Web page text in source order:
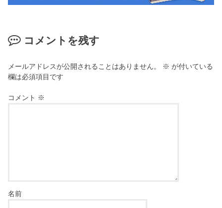
コメントを残す
メールアドレスが公開されることはありません。 ※ が付いている
欄は必須項目です
コメント ※
名前